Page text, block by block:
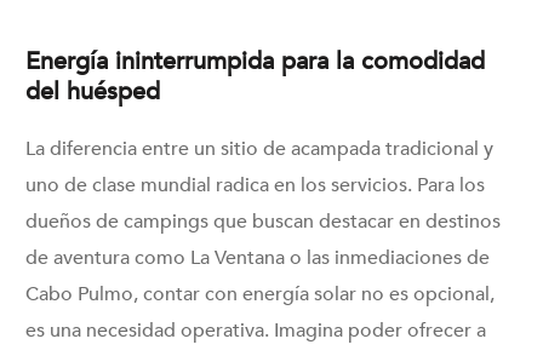
Energía ininterrumpida para la comodidad
del huésped
La diferencia entre un sitio de acampada tradicional y
uno de clase mundial radica en los servicios. Para los
dueños de campings que buscan destacar en destinos
de aventura como La Ventana o las inmediaciones de
Cabo Pulmo, contar con energía solar no es opcional,
es una necesidad operativa. Imagina poder ofrecer a